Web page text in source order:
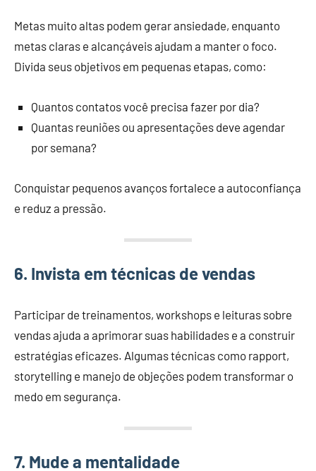
Metas muito altas podem gerar ansiedade, enquanto
metas claras e alcançáveis ajudam a manter o foco.
Divida seus objetivos em pequenas etapas, como:
Quantos contatos você precisa fazer por dia?
Quantas reuniões ou apresentações deve agendar
por semana?
Conquistar pequenos avanços fortalece a autoconfiança
e reduz a pressão.
6. Invista em técnicas de vendas
Participar de treinamentos, workshops e leituras sobre
vendas ajuda a aprimorar suas habilidades e a construir
estratégias eficazes. Algumas técnicas como rapport,
storytelling e manejo de objeções podem transformar o
medo em segurança.
7. Mude a mentalidade